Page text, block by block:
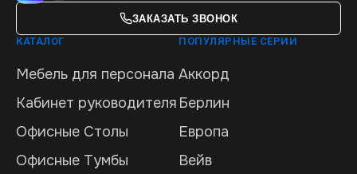
ЗАКАЗАТЬ ЗВОНОК
КАТАЛОГ
Мебель для персонала
Кабинет руководителя
Офисные Столы
Офисные Тумбы
ПОПУЛЯРНЫЕ СЕРИИ
Аккорд
Берлин
Европа
Вейв